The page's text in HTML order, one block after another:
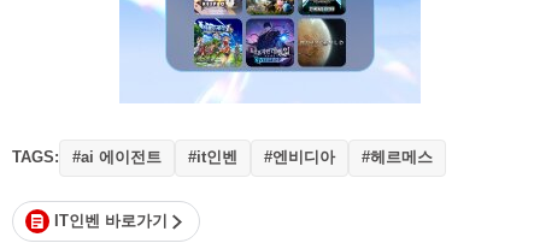
TAGS: #ai 에이전트 #it인벤 #엔비디아 #헤르메스
IT인벤 바로가기